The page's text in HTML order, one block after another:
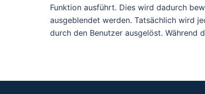
Funktion ausführt. Dies wird dadurch
ausgeblendet werden. Tatsächlich wird
durch den Benutzer ausgelöst. Während